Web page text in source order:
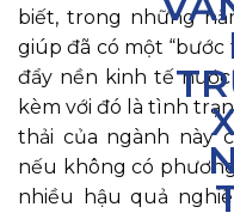
biết, trong những
giúp đã có một
đẩy nền kinh tế
kèm với đó là tình
thải của ngành này
nếu không có
nhiều hậu quả